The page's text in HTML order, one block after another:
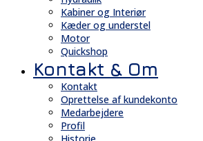
Kabiner og Interiør
Kæder og understel
Motor
Quickshop
Kontakt & Om
Kontakt
Oprettelse af kundekonto
Medarbejdere
Profil